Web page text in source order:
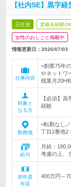
【社内SE】黒字
正社員 業種未経験OK
女性のおしごと掲載中
情報更新日：2026/07/03
仕事内容
<創業75年
やネットワ
残業月20H
対象と
なる方
【必須】
経験
勤務地
<転勤なし
丁目2番地2
給与
月給：
考慮の上、
初年度
年収
400万円～